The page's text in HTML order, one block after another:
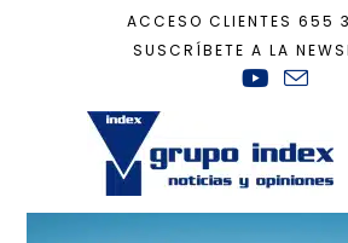
ACCESO CLIENTES 655
SUSCRÍBETE A LA
Tecnología